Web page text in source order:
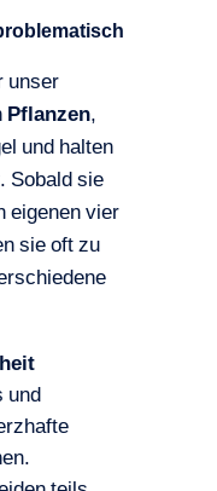
unser
Pflanzen,
und halten
Sobald sie
eigenen vier
sie oft zu
und